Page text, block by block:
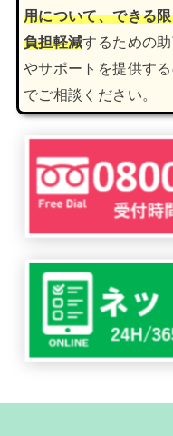
用について、できる
負担軽減するための
やサポートを提供す
でご相談ください。